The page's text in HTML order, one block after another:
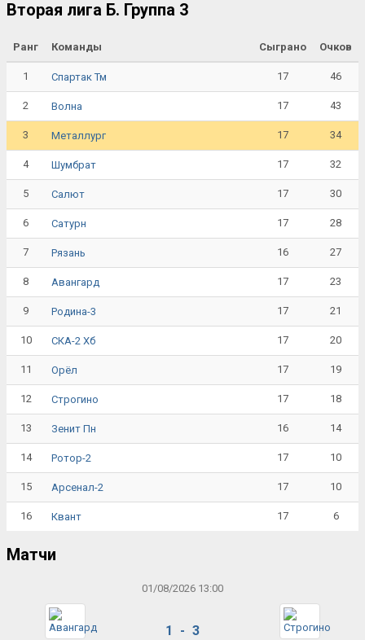
Вторая лига Б. Группа 3
Ранг Команды Сыграно Очков
1 Спартак Тм 17 46
2 Волна 17 43
3 Металлург 17 34
4 Шумбрат 17 32
5 Салют 17 30
6 Сатурн 17 28
7 Рязань 16 27
8 Авангард 17 23
9 Родина-3 17 21
10 СКА-2 Хб 17 20
11 Орёл 17 19
12 Строгино 17 18
13 Зенит Пн 16 14
14 Ротор-2 17 10
15 Арсенал-2 17 10
16 Квант 17 6
Матчи
01/08/2026 13:00
1 - 3